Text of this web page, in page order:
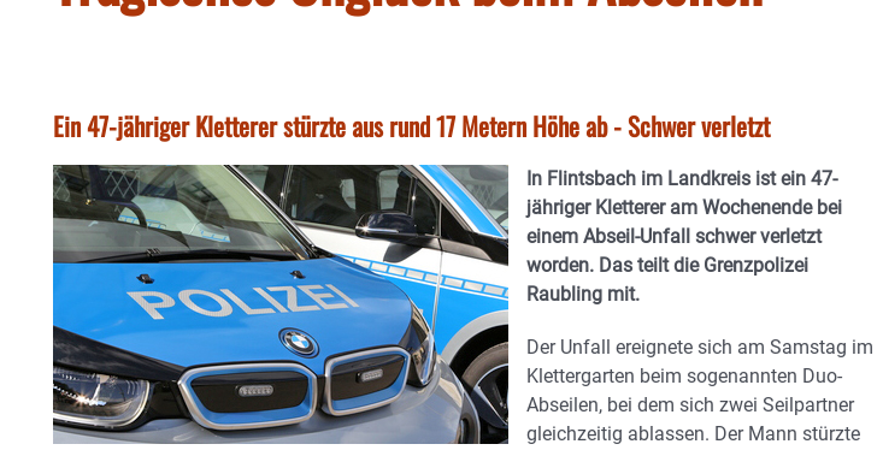
Ein 47-jähriger Kletterer stürzte aus rund 17 Metern Höhe ab - Schwer verletzt
In Flintsbach im Landkreis ist ein 47-
jähriger Kletterer am Wochenende bei
einem Abseil-Unfall schwer verletzt
worden. Das teilt die Grenzpolizei
Raubling mit.
Der Unfall ereignete sich am Samstag im
Klettergarten beim sogenannten Duo-
Abseilen, bei dem sich zwei Seilpartner
gleichzeitig ablassen. Der Mann stürzte